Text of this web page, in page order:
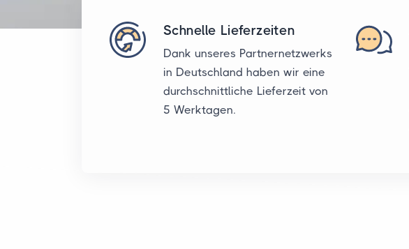
Schnelle Lieferzeiten
Dank unseres Partnernetzwerks
in Deutschland haben wir eine
durchschnittliche Lieferzeit von
5 Werktagen.